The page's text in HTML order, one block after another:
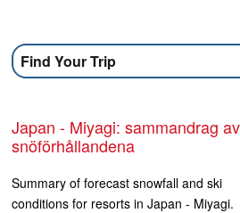
Find Your Trip
Japan - Miyagi: sammandrag av de senaste
snöförhållandena
Summary of forecast snowfall and ski
conditions for resorts in Japan - Miyagi.